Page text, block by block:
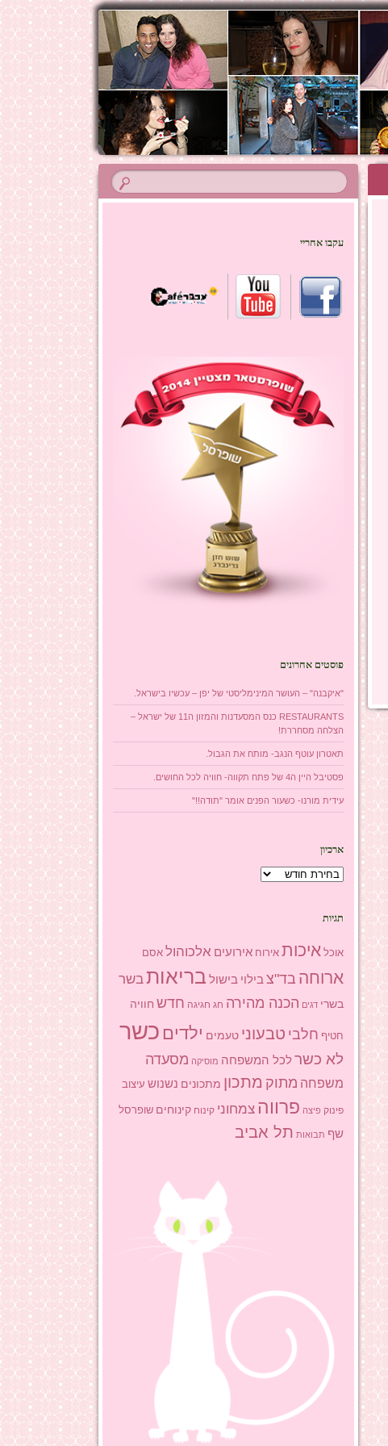
עקבו אחריי
פוסטים אחרונים
"איקבנה" – העושר המינימליסטי של יפן – עכשיו בישראל.
RESTAURANTS כנס המסעדנות והמזון ה11 של ישראל –
הצלחה מסחררת!
תאטרון עוטף הנגב- מותח את הגבול.
פסטיבל היין ה4 של פתח תקווה- חוויה לכל החושים.
עידית מורנו- כשעור הפנים אומר "תודה!!"
ארכיון
ארכיון
תגיות
אוכל איכות אירוח אירועים אלכוהול אסם
ארוחה בד"צ בילוי בישול בריאותבשר
בשרי דגים הכנה מהירה חג חגיגה חדש חוויה
חטיף חלבי טבעוני טעמים ילדים כשר
לא כשר לכל המשפחה מוסיקה מסעדה
משפחה מתוק מתכון מתכונים נשנוש עיצוב
פינוק פיצה פרווה צמחוני קינוח קינוחים שופרסל
שף תבואות תל אביב